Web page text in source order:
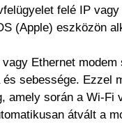
felé IP
(Apple) eszközön
Ethernet
sebessége. Ezzel
amely során a Wi-
átvált a